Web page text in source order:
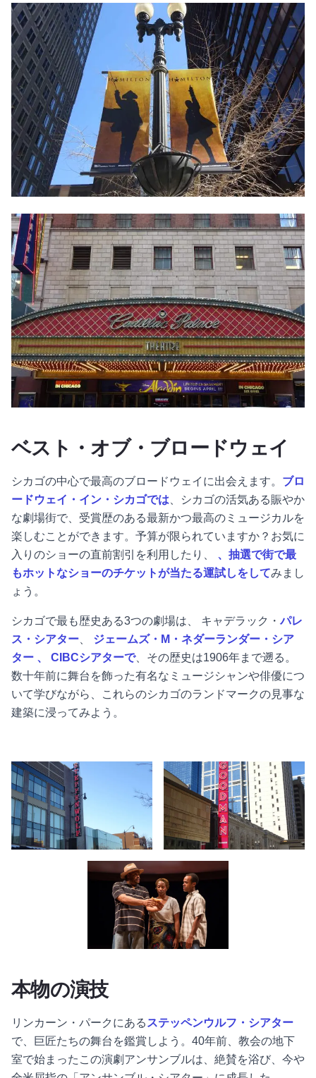
ベスト・オブ・ブロードウェイ
シカゴの中心で最高のブロードウェイに出会えます。 ブロ
ードウェイ・イン・シカゴでは 、シカゴの活気ある賑やか
な劇場街で、受賞歴のある最新かつ最高のミュージカルを
楽しむことができます。予算が限られていますか？お気に
入りのショーの直前割引を利用したり、
、抽選で街で最
もホットなショーのチケットが当たる運試しをしてみまし
ょう。
シカゴで最も歴史ある3つの劇場は、 キャデラック・ パレ
ス・シアター
ジェームズ・M・ネダーランダー・シア
ター 、 CIBCシアターで、その歴史は1906年まで遡る。
数十年前に舞台を飾った有名なミュージシャンや俳優につ
いて学びながら、これらのシカゴのランドマークの見事な
建築に浸ってみよう。
外観 - ステッペンウルフ・シアター（シカゴシアターマーキー - グッドマンシ
本物の演技
リンカーン・パークにある ステッペンウルフ・シアター
で、巨匠たちの舞台を鑑賞しよう。40年前、教会の地下
室で始まったこの演劇アンサンブルは、絶賛を浴び、今や